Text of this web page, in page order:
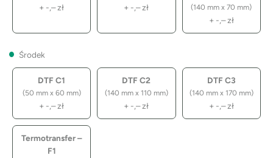
+ -,–zł + -,–zł (140 mm x 70 mm)
+ -,–zł
Środek
DTF C1
(50 mm x 60 mm)
+ -,–zł
DTF C2
(140 mm x 110 mm)
+ -,–zł
DTF C3
(140 mm x 170 mm)
+ -,–zł
Termotransfer –
F1